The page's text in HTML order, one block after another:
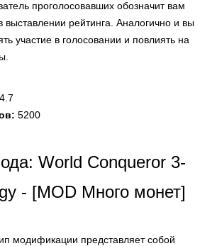
проголосовавших обозначит вам
выставлении рейтинга. Аналогично и вы
участие в голосовании и повлиять на
4.7
5200
World Conqueror 3-
- [MOD Много монет]
модификации представляет собой